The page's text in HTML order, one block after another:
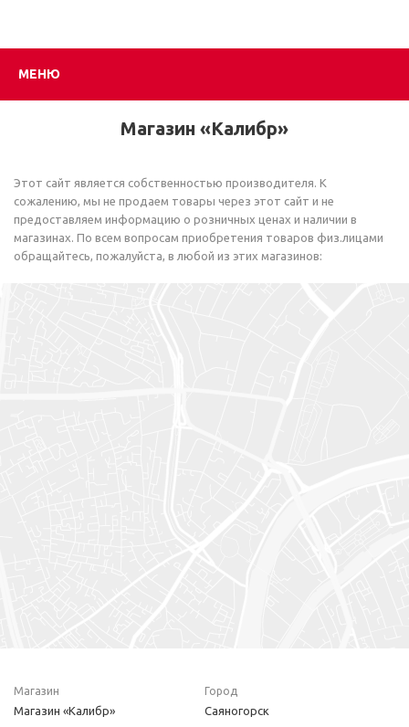
МЕНЮ
Магазин «Калибр»
Этот сайт является собственностью производителя. К
сожалению, мы не продаем товары через этот сайт и не
предоставляем информацию о розничных ценах и наличии в
магазинах. По всем вопросам приобретения товаров физ.лицами
обращайтесь, пожалуйста, в любой из этих магазинов:
Магазин
Магазин «Калибр»
Город
Саяногорск